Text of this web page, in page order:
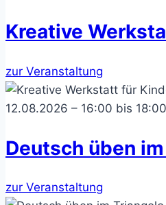
Kreative
zur Veranstaltung
12.08.2026 – 16:00 bis 18:00
Deutsch üben
zur Veranstaltung